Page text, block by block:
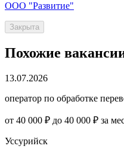
ООО "Развитие"
Закрыта
Похожие
13.07.2026
оператор по обработке
от 40 000 ₽ до 40 000 ₽ за
Уссурийск